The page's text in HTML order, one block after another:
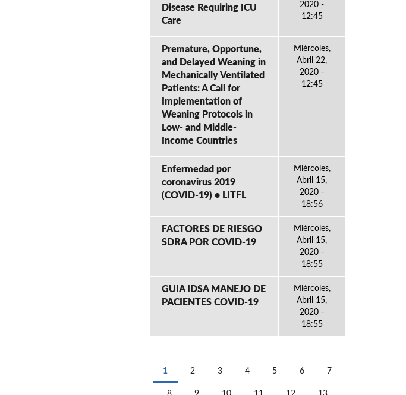
Disease Requiring ICU
Care
2020 -
12:45
Premature, Opportune,
and Delayed Weaning in
Mechanically Ventilated
Patients: A Call for
Implementation of
Weaning Protocols in
Low- and Middle-
Income Countries
Miércoles,
Abril 22,
2020 -
12:45
Enfermedad por
coronavirus 2019
(COVID-19) • LITFL
Miércoles,
Abril 15,
2020 -
18:56
FACTORES DE RIESGO
SDRA POR COVID-19
Miércoles,
Abril 15,
2020 -
18:55
GUIA IDSA MANEJO DE
PACIENTES COVID-19
Miércoles,
Abril 15,
2020 -
18:55
PÁGINAS
1 2 3 4 5 6 7